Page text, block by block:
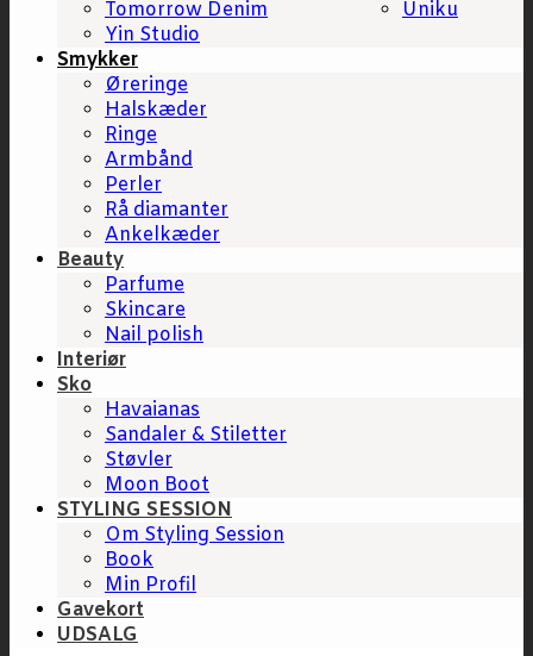
Tomorrow Denim
Uniku
Yin Studio
Smykker
Øreringe
Halskæder
Ringe
Armbånd
Perler
Rå diamanter
Ankelkæder
Beauty
Parfume
Skincare
Nail polish
Interiør
Sko
Havaianas
Sandaler & Stiletter
Støvler
Moon Boot
STYLING SESSION
Om Styling Session
Book
Min Profil
Gavekort
UDSALG